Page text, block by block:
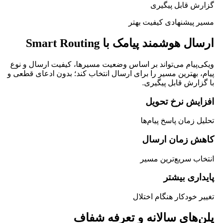
گزارش قابل پیگیری
مسیر پیشنهادی کیفیت بهتر
ارسال هوشمند پیامک با Smart Routing
ویکی‌پیام می‌تواند بر اساس وضعیت مسیرها، کیفیت ارسال و نوع
پیام، بهترین مسیر را برای ارسال انتخاب کند؛ بدون ادعای قطعی و
با گزارش قابل پیگیری.
افزایش نرخ تحویل
تحلیل زمان پاسخ پیام‌ها
کاهش زمان ارسال
انتخاب سریع‌ترین مسیر
پایداری بیشتر
تغییر خودکار هنگام اختلال
پلن‌های سالانه و تعرفه شفاف